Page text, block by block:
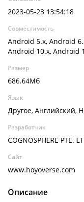
2023-05-23 13:54:18
Совместимость
Android 5.x, Android
Android 10.x, Android
Размер
686.64Мб
Язык
Другое, Английский,
Разработчик
COGNOSPHERE PTE.
Сайт
www.hoyoverse.com
Описание